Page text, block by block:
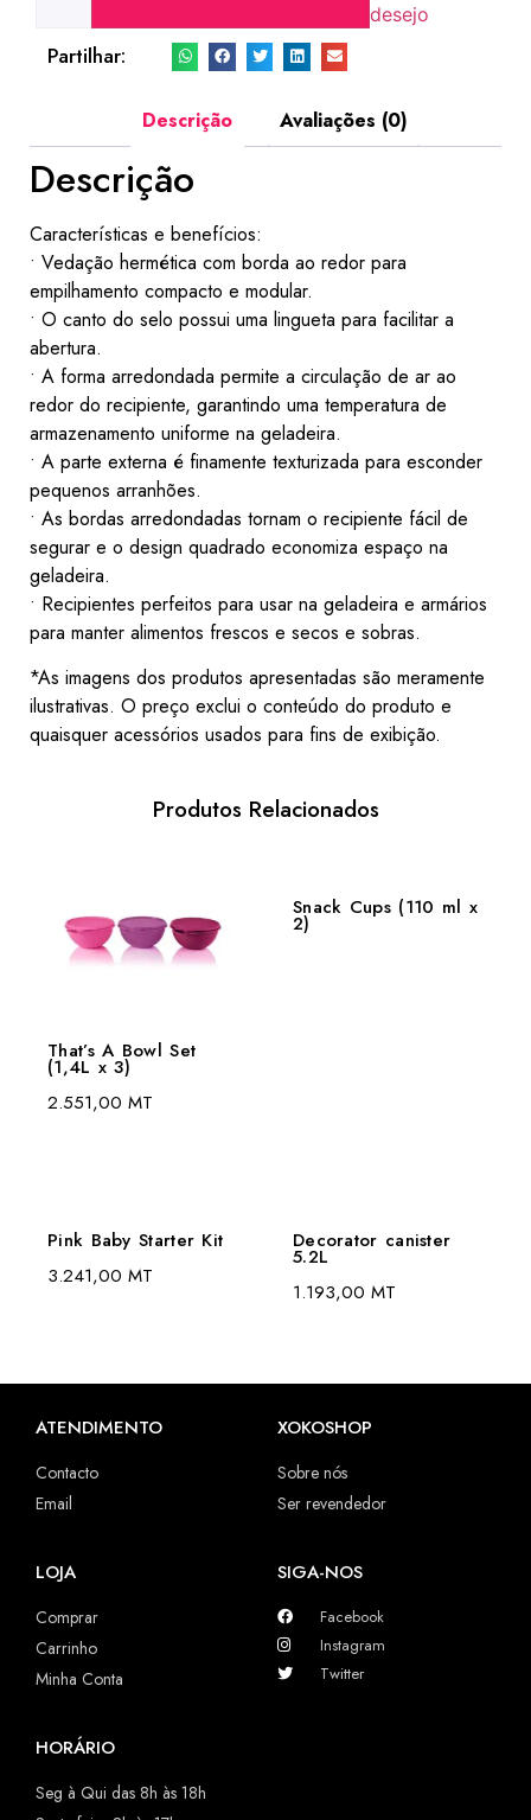
desejo
Partilhar:
Descrição Avaliações (0)
Descrição
Características e benefícios:
• Vedação hermética com borda ao redor para
empilhamento compacto e modular.
• O canto do selo possui uma lingueta para facilitar a
abertura.
• A forma arredondada permite a circulação de ar ao
redor do recipiente, garantindo uma temperatura de
armazenamento uniforme na geladeira.
• A parte externa é finamente texturizada para esconder
pequenos arranhões.
• As bordas arredondadas tornam o recipiente fácil de
segurar e o design quadrado economiza espaço na
geladeira.
• Recipientes perfeitos para usar na geladeira e armários
para manter alimentos frescos e secos e sobras.
*As imagens dos produtos apresentadas são meramente
ilustrativas. O preço exclui o conteúdo do produto e
quaisquer acessórios usados ​​para fins de exibição.
Produtos Relacionados
That’s A Bowl Set
(1,4L x 3)
2.551,00 MT
Snack Cups (110 ml x
2)
Pink Baby Starter Kit
3.241,00 MT
Decorator canister
5.2L
1.193,00 MT
ATENDIMENTO
Contacto
Email
XOKOSHOP
Sobre nós
Ser revendedor
LOJA
Comprar
Carrinho
Minha Conta
SIGA-NOS
Facebook
Instagram
Twitter
HORÁRIO
Seg à Qui das 8h às 18h